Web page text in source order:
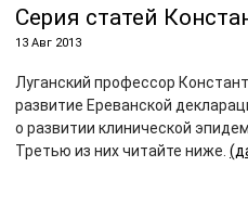
Серия статей
13 Авг 2013
Луганский профессор
развитие Ереванской
о развитии клинической
Третью из них читайте ниже.